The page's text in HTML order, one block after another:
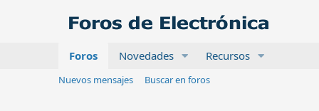
Foros Novedades Recursos
Nuevos mensajes Buscar en foros